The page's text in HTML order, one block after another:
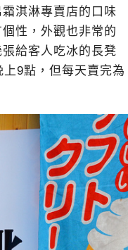
淇淋專賣店的口味
性，外觀也非常的
給客人吃冰的長凳
9點，但每天賣完為